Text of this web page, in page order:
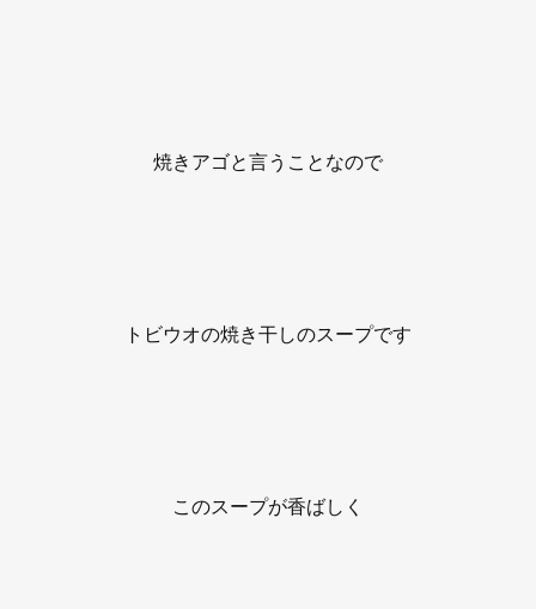
焼きアゴと言うことなので
トビウオの焼き干しのスープです
このスープが香ばしく